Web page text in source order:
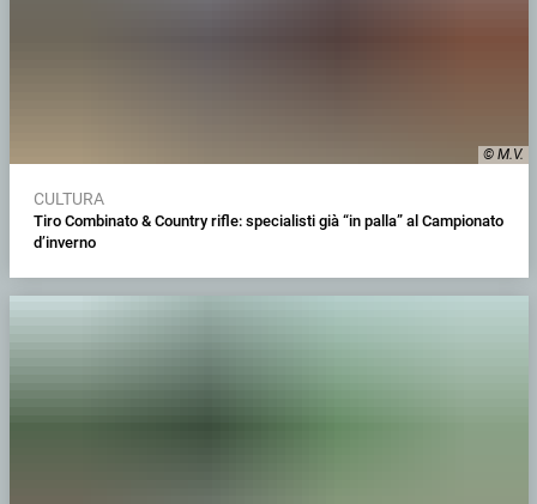
© M.V.
CULTURA
Tiro Combinato & Country rifle: specialisti già “in palla” al Campionato
d’inverno